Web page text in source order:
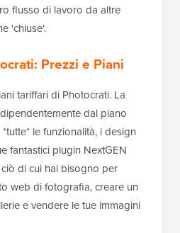
flusso di lavoro da altre
'chiuse'.
Prezzi e Piani
tariffari di Photocrati. La
dal piano
le funzionalità, i design
fantastici plugin NextGEN
di cui hai bisogno per
web di fotografia, creare un
e vendere le tue immagini